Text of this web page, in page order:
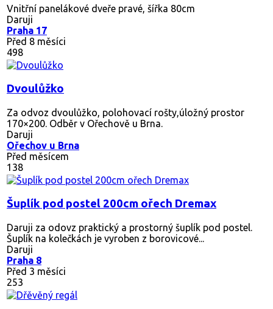
Vnitřní panelákové dveře pravé, šířka 80cm
Daruji
Praha 17
Před 8 měsíci
498
Dvoulůžko
Za odvoz dvoulůžko, polohovací rošty,úložný prostor
170×200. Odběr v Ořechově u Brna.
Daruji
Ořechov u Brna
Před měsícem
138
Šuplík pod postel 200cm ořech Dremax
Daruji za odovz praktický a prostorný šuplík pod postel.
Šuplík na kolečkách je vyroben z borovicové...
Daruji
Praha 8
Před 3 měsíci
253